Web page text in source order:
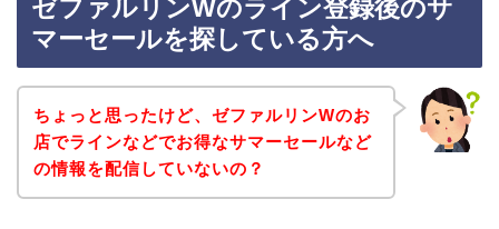
ゼファルリンWのライン登録後のサ
マーセールを探している方へ
ちょっと思ったけど、ゼファルリンWのお
店でラインなどでお得なサマーセールなど
の情報を配信していないの？